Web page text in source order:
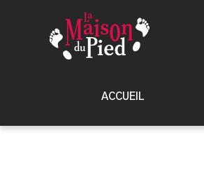
ACCUEIL